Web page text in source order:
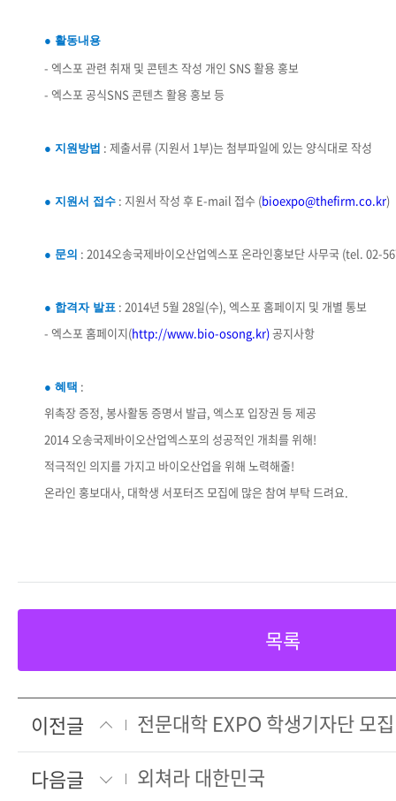
● 활동내용
- 엑스포 관련 취재 및 콘텐츠 작성 개인 SNS 활용 홍보
- 엑스포 공식SNS 콘텐츠 활용 홍보 등
● 지원방법 : 제출서류 (지원서 1부)는 첨부파일에 있는 양식대로 작성
● 지원서 접수 : 지원서 작성 후 E-mail 접수 (bioexpo@thefirm.co.kr)
● 문의 : 2014오송국제바이오산업엑스포 온라인홍보단 사무국 (tel. 02-
● 합격자 발표 : 2014년 5월 28일(수), 엑스포 홈페이지 및 개별 통보
- 엑스포 홈페이지(http://www.bio-osong.kr)공지사항
● 혜택 :
위촉장 증정, 봉사활동 증명서 발급, 엑스포 입장권 등 제공
2014 오송국제바이오산업엑스포의 성공적인 개최를 위해!
적극적인 의지를 가지고 바이오산업을 위해 노력해줄!
온라인 홍보대사, 대학생 서포터즈 모집에 많은 참여 부탁 드려요.
목록
이전글
전문대학 EXPO 학생기자단 모집
다음글
외쳐라 대한민국